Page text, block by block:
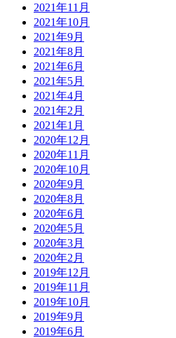
2021年11月
2021年10月
2021年9月
2021年8月
2021年6月
2021年5月
2021年4月
2021年2月
2021年1月
2020年12月
2020年11月
2020年10月
2020年9月
2020年8月
2020年6月
2020年5月
2020年3月
2020年2月
2019年12月
2019年11月
2019年10月
2019年9月
2019年6月